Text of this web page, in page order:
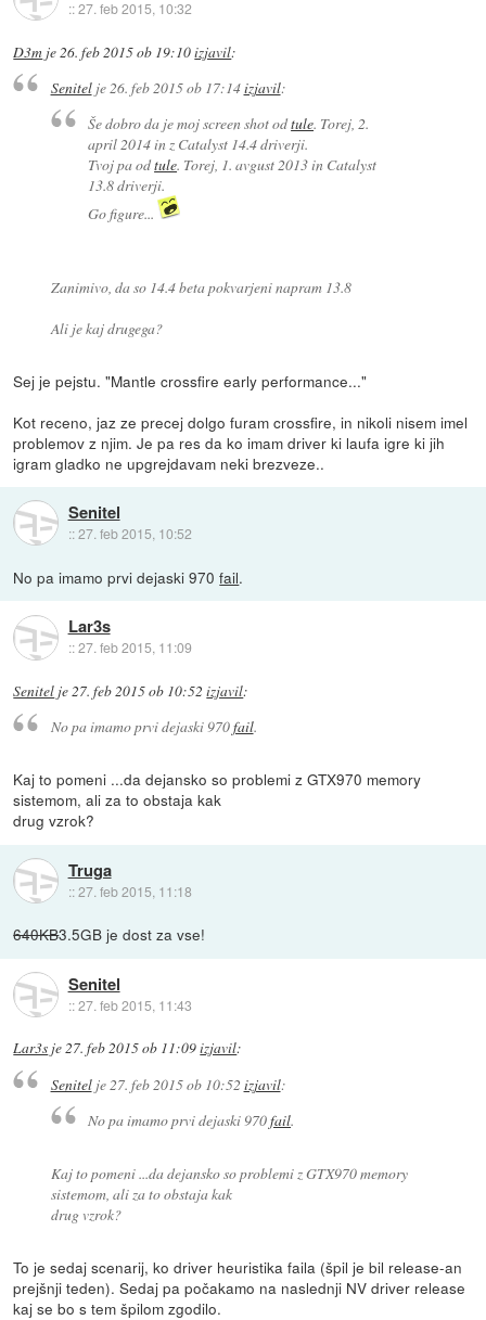
::27. feb 2015, 10:32
D3m je26. feb 2015 ob 19:10izjavil:
Senitelje26. feb 2015 ob 17:14izjavil:
Še dobro da je moj screen shot odtule. Torej, 2.
april 2014 in z Catalyst 14.4 driverji.
Tvoj pa odtule. Torej, 1. avgust 2013 in Catalyst
13.8 driverji.
Go figure...
Zanimivo, da so 14.4 beta pokvarjeni napram 13.8
Ali je kaj drugega?
Sej je pejstu. "Mantle crossfire early performance..."
Kot receno, jaz ze precej dolgo furam crossfire, in nikoli nisem imel
problemov z njim. Je pa res da ko imam driver ki laufa igre ki jih
igram gladko ne upgrejdavam neki brezveze..
Senitel
::27. feb 2015, 10:52
No pa imamo prvi dejaski 970fail.
Lar3s
::27. feb 2015, 11:09
Senitel je27. feb 2015 ob 10:52 izjavil:
No pa imamo prvi dejaski 970fail.
Kaj to pomeni ...da dejansko so problemi z GTX970 memory
sistemom, ali za to obstaja kak
drug vzrok?
Truga
::27. feb 2015, 11:18
640KB3.5GB je dost za vse!
Senitel
::27. feb 2015, 11:43
Lar3s je27. feb 2015 ob 11:09izjavil:
Senitelje27. feb 2015 ob 10:52 izjavil:
No pa imamo prvi dejaski 970fail.
Kaj to pomeni ...da dejansko so problemi z GTX970 memory
sistemom, ali za to obstaja kak
drug vzrok?
To je sedaj scenarij, ko driver heuristika faila (špil je bil release-an
prejšnji teden). Sedaj pa počakamo na naslednji NV driver release
kaj se bo s tem špilom zgodilo.